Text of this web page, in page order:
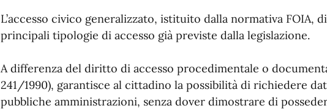
L’accesso civico generalizzato, istituito dalla normativa FOIA,
principali tipologie di accesso già previste dalla legislazione.
A differenza del diritto di accesso procedimentale o
241/1990), garantisce al cittadino la possibilità di richiedere
pubbliche amministrazioni, senza dover dimostrare di